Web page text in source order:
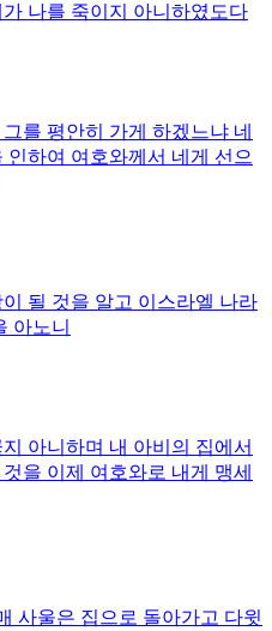
나를 죽이지 아니하였도다
를 평안히 가게 하겠느냐 네
인하여 여호와께서 네게 선으
될 것을 알고 이스라엘 나라
아노니
아니하며 내 아비의 집에서
을 이제 여호와로 내게 맹세
사울은 집으로 돌아가고 다윗